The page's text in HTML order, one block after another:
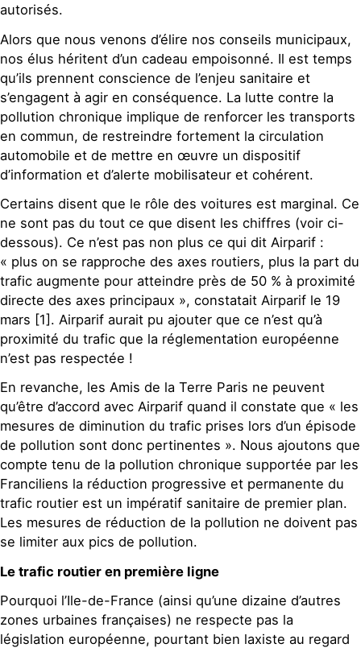
autorisés.
Alors que nous venons d’élire nos conseils municipaux,
nos élus héritent d’un cadeau empoisonné. Il est temps
qu’ils prennent conscience de l’enjeu sanitaire et
s’engagent à agir en conséquence. La lutte contre la
pollution chronique implique de renforcer les transports
en commun, de restreindre fortement la circulation
automobile et de mettre en œuvre un dispositif
d’information et d’alerte mobilisateur et cohérent.
Certains disent que le rôle des voitures est marginal. Ce
ne sont pas du tout ce que disent les chiffres (voir ci-
dessous). Ce n’est pas non plus ce qui dit Airparif :
« plus on se rapproche des axes routiers, plus la part du
trafic augmente pour atteindre près de 50 % à proximité
directe des axes principaux », constatait Airparif le 19
mars [1]. Airparif aurait pu ajouter que ce n’est qu’à
proximité du trafic que la réglementation européenne
n’est pas respectée !
En revanche, les Amis de la Terre Paris ne peuvent
qu’être d’accord avec Airparif quand il constate que « les
mesures de diminution du trafic prises lors d’un épisode
de pollution sont donc pertinentes ». Nous ajoutons que
compte tenu de la pollution chronique supportée par les
Franciliens la réduction progressive et permanente du
trafic routier est un impératif sanitaire de premier plan.
Les mesures de réduction de la pollution ne doivent pas
se limiter aux pics de pollution.
Le trafic routier en première ligne
Pourquoi l’Ile-de-France (ainsi qu’une dizaine d’autres
zones urbaines françaises) ne respecte pas la
législation européenne, pourtant bien laxiste au regard